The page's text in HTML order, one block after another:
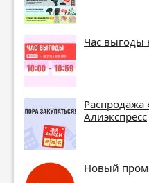
Час выгоды
Алиэкспресс
Новый